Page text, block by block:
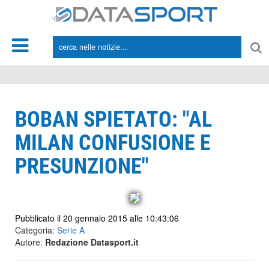
BOBAN SPIETATO: "AL
MILAN CONFUSIONE E
PRESUNZIONE"
Pubblicato il 20 gennaio 2015 alle 10:43:06
Categoria: Serie A
Autore: Redazione Datasport.it